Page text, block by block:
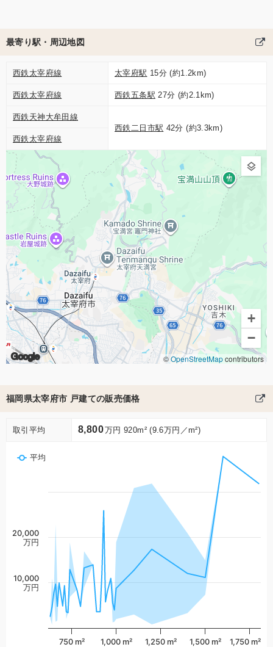
最寄り駅・周辺地図
西鉄太宰府線 太宰府駅 15分 (約1.2km)
西鉄太宰府線 西鉄五条駅 27分 (約2.1km)
西鉄天神大牟田線
西鉄二日市駅 42分 (約3.3km)
西鉄太宰府線
Google
+
−
©OpenStreetMapcontributors
福岡県太宰府市 戸建ての販売価格
取引平均 8,800万円 920m² (9.6万円／m²)
平均
750 m² 1,000 m² 1,250 m² 1,500 m² 1,750 m²
10,000
万円
20,000
万円